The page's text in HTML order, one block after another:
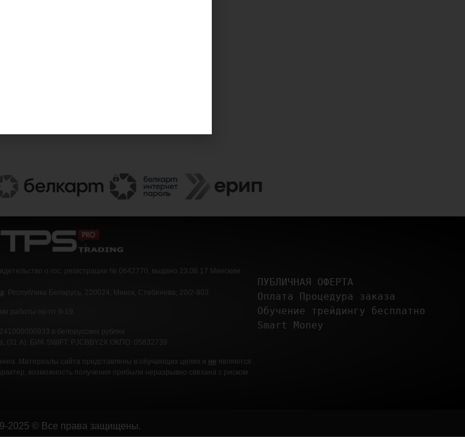
о гос. регистрации № 0642770, выдано 23.08.17 Минским
: Республика Беларусь, 220024, Минск, Стебенева, 20/2-803
работы пн-пт 9-19
в белорусских рублях
(31 А). БИК SWIFT: PJCBBY2X ОКПО: 05832739
Материалы сайта представлены в обучающих целях и не являются
возможность получения прибыли неразрывно связана с риском
ПУБЛИЧНАЯ ОФЕРТА
Оплата Процедура заказа
Обучение трейдингу бесплатно
Smart Money
2025 © Все права защищены.